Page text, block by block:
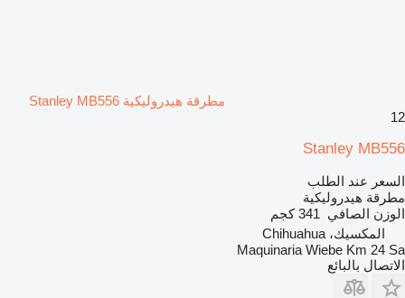
مطرقة هيدروليكية Stanley MB556
12
Stanley MB556
السعر عند الطلب
مطرقة هيدروليكية
الوزن الصافي 341 كجم
المكسيك، Chihuahua
Maquinaria Wiebe Km 24 Sa
الاتصال بالبائع